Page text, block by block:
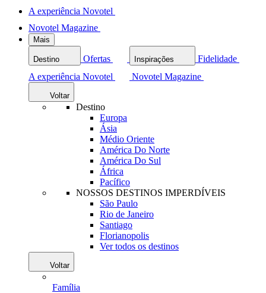
A experiência Novotel
Novotel Magazine
Mais
Destino Ofertas Inspirações
Fidelidade
A experiência Novotel
Novotel Magazine
Voltar
Destino
Europa
Ásia
Médio Oriente
América Do Norte
América Do Sul
África
Pacífico
NOSSOS DESTINOS IMPERDÍVEIS
São Paulo
Rio de Janeiro
Santiago
Florianopolis
Ver todos os destinos
Voltar
Família